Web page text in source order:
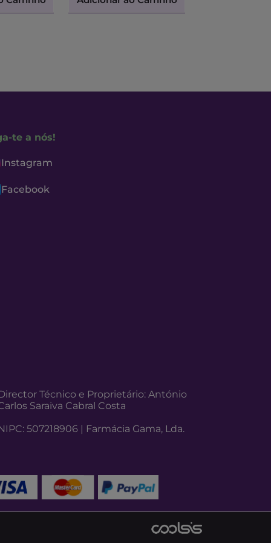
te a nós!
Instagram
Facebook
Técnico e Proprietário: António
Saraiva Cabral Costa
507218906 | Farmácia Gama, Lda.